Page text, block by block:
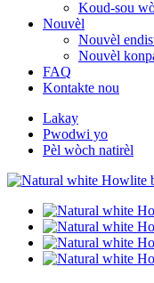
Koud-sou
Nouvèl
Nouvèl
Nouvèl
FAQ
Kontakte nou
Lakay
Pwodwi yo
Pèl wòch natirèl